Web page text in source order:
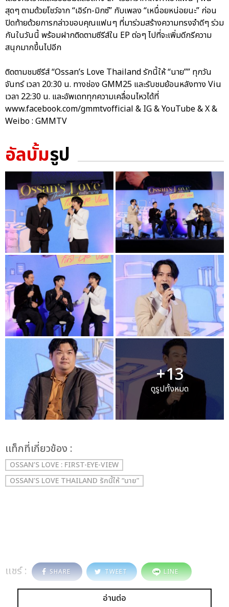
สุดๆ ตามด้วยโชว์จาก “เอิร์ท-มิกซ์” กับเพลง “เหนื่อยหน่อยนะ” ก่อน
ปิดท้ายด้วยการกล่าวขอบคุณแฟนๆ ที่มาร่วมสร้างความทรงจำดีๆ ร่วม
กันในวันนี้ พร้อมฝากติดตามซีรีส์ใน EP ต่อๆ ไปที่จะเพิ่มดีกรีความ
สนุกมากขึ้นไปอีก
ติดตามชมซีรีส์ “Ossan’s Love Thailand รักนี้ให้ “นาย”” ทุกวัน
จันทร์ เวลา 20:30 น. ทางช่อง GMM25 และรับชมย้อนหลังทาง Viu
เวลา 22:30 น. และอัพเดททุกความเคลื่อนไหวได้ที่
www.facebook.com/gmmtvofficial & IG & YouTube & X &
Weibo : GMMTV
อัลบั้มรูป
+13
ดูรูปทั้งหมด
เเท็กที่เกี่ยวข้อง :
OSSAN’S LOVE : FIRST-EYE-VIEW
OSSAN’S LOVE THAILAND รักนี้ให้ “นาย”
แชร์ : SHARE TWEET LINE
อ่านต่อ